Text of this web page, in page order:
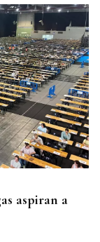
aspiran a